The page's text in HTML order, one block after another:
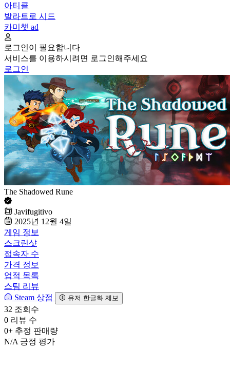
아티클
발라트로 시드
카미챗 ad
로그인이 필요합니다
서비스를 이용하시려면 로그인해주세요
로그인
The Shadowed Rune
Javifugitivo
2025년 12월 4일
게임 정보
스크린샷
접속자 수
가격 정보
업적 목록
스팀 리뷰
Steam 상점
유저 한글화 제보
32 조회수
0 리뷰 수
0+ 추정 판매량
N/A 긍정 평가